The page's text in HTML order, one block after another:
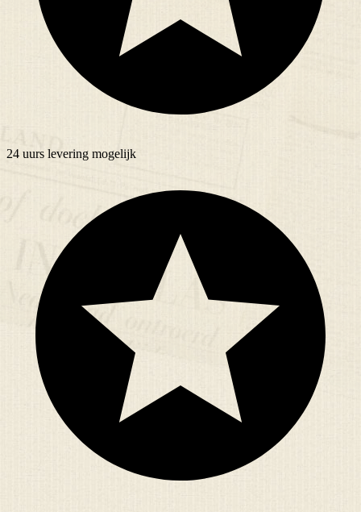
24 uurs levering mogelijk